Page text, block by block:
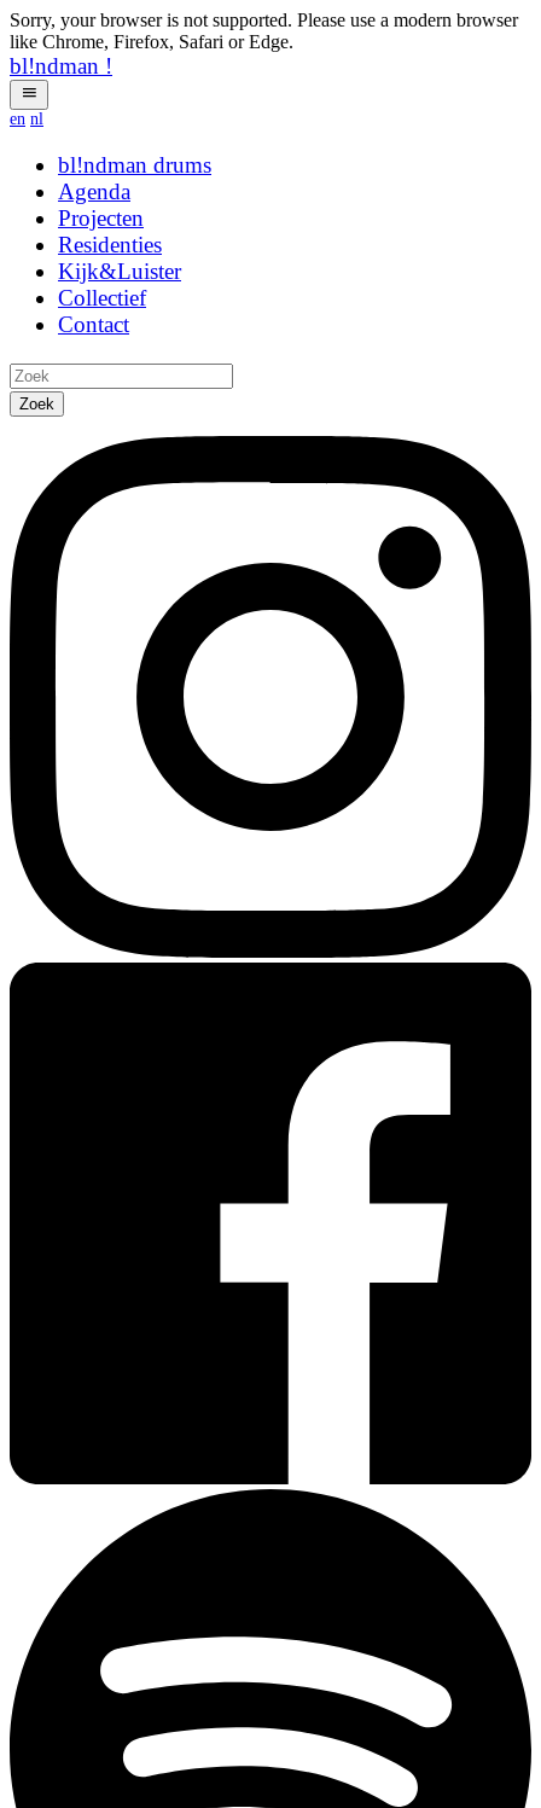
Sorry, your browser is not supported. Please use a modern browser
like Chrome, Firefox, Safari or Edge.
bl!ndman !
en nl
bl!ndman drums
Agenda
Projecten
Residenties
Kijk&Luister
Collectief
Contact
Zoek